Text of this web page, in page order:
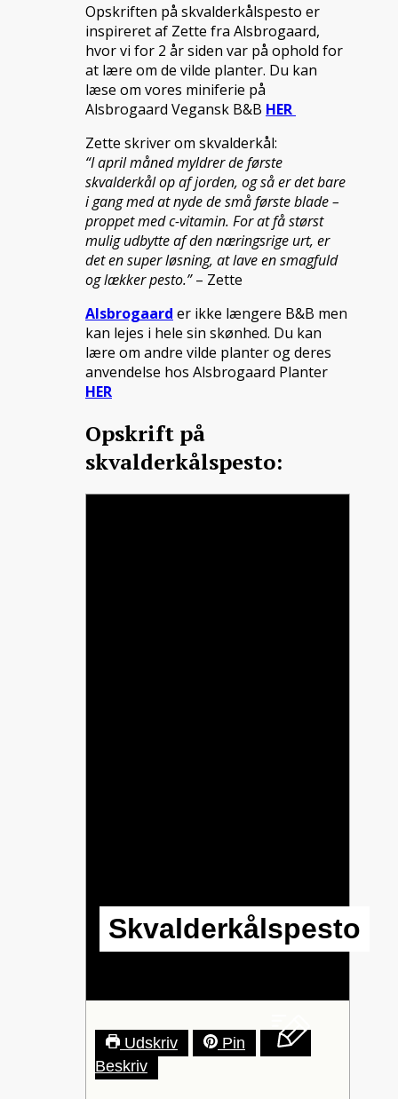
Opskriften på skvalderkålspesto er
inspireret af Zette fra Alsbrogaard,
hvor vi for 2 år siden var på ophold for
at lære om de vilde planter. Du kan
læse om vores miniferie på
Alsbrogaard Vegansk B&B HER
Zette skriver om skvalderkål:
“I april måned myldrer de første
skvalderkål op af jorden, og så er det bare
i gang med at nyde de små første blade –
proppet med c-vitamin. For at få størst
mulig udbytte af den næringsrige urt, er
det en super løsning, at lave en smagfuld
og lækker pesto.”– Zette
Alsbrogaard er ikke længere B&B men
kan lejes i hele sin skønhed. Du kan
lære om andre vilde planter og deres
anvendelse hos Alsbrogaard Planter
HER
Opskrift på
skvalderkålspesto:
Skvalderkålspesto
Udskriv
Pin
Beskriv